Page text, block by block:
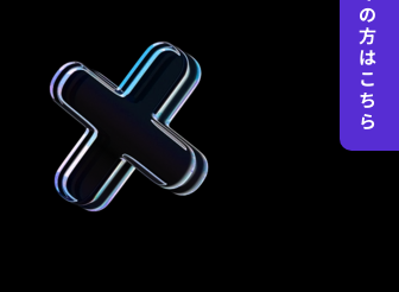
の
方
は
こ
ち
ら